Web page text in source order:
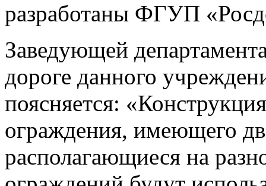
разработаны ФГУП
Заведующей
дороге данного
поясняется:
ограждения, имеющего
располагающиеся на